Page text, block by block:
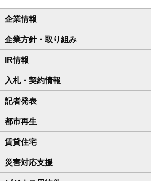
企業情報
企業方針・取り組み
IR情報
入札・契約情報
記者発表
都市再生
賃貸住宅
災害対応支援